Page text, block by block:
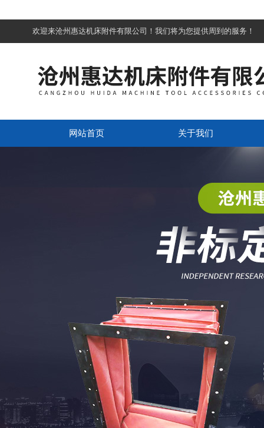
欢迎来沧州惠达机床附件有限公司！我们将为您提供周到的服务！
网站首页 关于我们